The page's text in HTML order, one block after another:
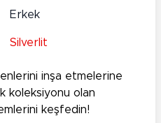
Erkek
Silverlit
inşa etmelerine
koleksiyonu olan
keşfedin!